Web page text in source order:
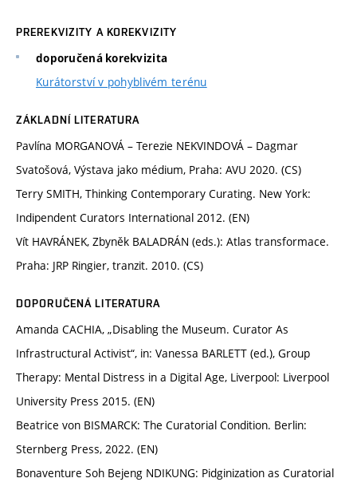
PREREKVIZITY A KOREKVIZITY
doporučená korekvizita
Kurátorství v pohyblivém terénu
ZÁKLADNÍ LITERATURA
Pavlína MORGANOVÁ – Terezie NEKVINDOVÁ – Dagmar
Svatošová, Výstava jako médium, Praha: AVU 2020. (CS)
Terry SMITH, Thinking Contemporary Curating. New York:
Indipendent Curators International 2012. (EN)
Vít HAVRÁNEK, Zbyněk BALADRÁN (eds.): Atlas transformace.
Praha: JRP Ringier, tranzit. 2010. (CS)
DOPORUČENÁ LITERATURA
Amanda CACHIA, „Disabling the Museum. Curator As
Infrastructural Activist“, in: Vanessa BARLETT (ed.), Group
Therapy: Mental Distress in a Digital Age, Liverpool: Liverpool
University Press 2015. (EN)
Beatrice von BISMARCK: The Curatorial Condition. Berlin:
Sternberg Press, 2022. (EN)
Bonaventure Soh Bejeng NDIKUNG: Pidginization as Curatorial